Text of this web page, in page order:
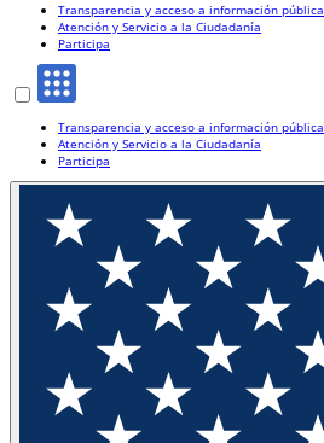
Transparencia y acceso a información pública
Atención y Servicio a la Ciudadanía
Participa
Transparencia y acceso a información pública
Atención y Servicio a la Ciudadanía
Participa